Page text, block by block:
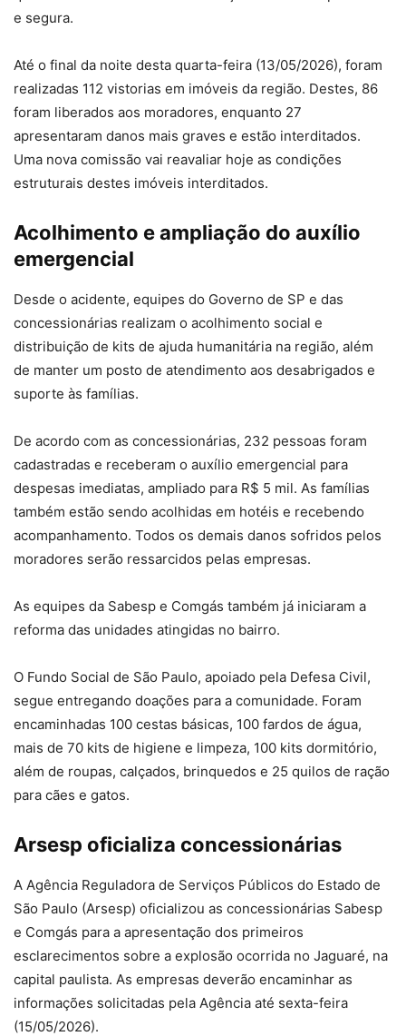
e segura.
Até o final da noite desta quarta-feira (13/05/2026), foram
realizadas 112 vistorias em imóveis da região. Destes, 86
foram liberados aos moradores, enquanto 27
apresentaram danos mais graves e estão interditados.
Uma nova comissão vai reavaliar hoje as condições
estruturais destes imóveis interditados.
Acolhimento e ampliação do auxílio
emergencial
Desde o acidente, equipes do Governo de SP e das
concessionárias realizam o acolhimento social e
distribuição de kits de ajuda humanitária na região, além
de manter um posto de atendimento aos desabrigados e
suporte às famílias.
De acordo com as concessionárias, 232 pessoas foram
cadastradas e receberam o auxílio emergencial para
despesas imediatas, ampliado para R$ 5 mil. As famílias
também estão sendo acolhidas em hotéis e recebendo
acompanhamento. Todos os demais danos sofridos pelos
moradores serão ressarcidos pelas empresas.
As equipes da Sabesp e Comgás também já iniciaram a
reforma das unidades atingidas no bairro.
O Fundo Social de São Paulo, apoiado pela Defesa Civil,
segue entregando doações para a comunidade. Foram
encaminhadas 100 cestas básicas, 100 fardos de água,
mais de 70 kits de higiene e limpeza, 100 kits dormitório,
além de roupas, calçados, brinquedos e 25 quilos de ração
para cães e gatos.
Arsesp oficializa concessionárias
A Agência Reguladora de Serviços Públicos do Estado de
São Paulo (Arsesp) oficializou as concessionárias Sabesp
e Comgás para a apresentação dos primeiros
esclarecimentos sobre a explosão ocorrida no Jaguaré, na
capital paulista. As empresas deverão encaminhar as
informações solicitadas pela Agência até sexta-feira
(15/05/2026).